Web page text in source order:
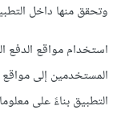
وتحقق منها داخل
استخدام مواقع الدفع
المستخدمين إلى